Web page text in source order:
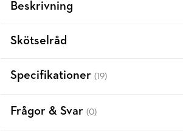
Beskrivning
Skötselråd
Specifikationer (19)
Frågor & Svar (0)